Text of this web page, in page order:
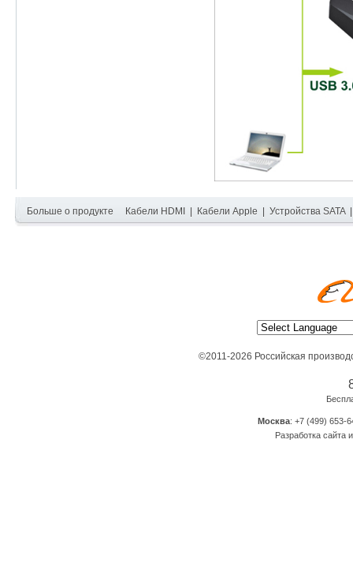
Больше о продукте Кабели HDMI| Кабели Apple | Устройства SATA
©2011-2026 Российская
Москва: +7 (499) 653-
Разработка сайта